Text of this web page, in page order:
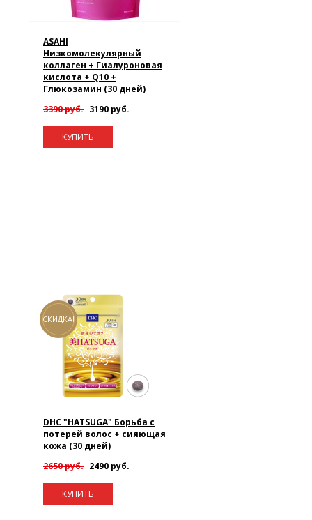
ASAHI
Низкомолекулярный
коллаген + Гиалуроновая
кислота + Q10 +
Глюкозамин (30 дней)
3390 руб. 3190 руб.
КУПИТЬ
СКИДКА!
DHC "HATSUGA" Борьба с
потерей волос + сияющая
кожа (30 дней)
2650 руб. 2490 руб.
КУПИТЬ